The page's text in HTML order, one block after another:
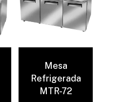
Mesa
Refrigerada
MTR-72